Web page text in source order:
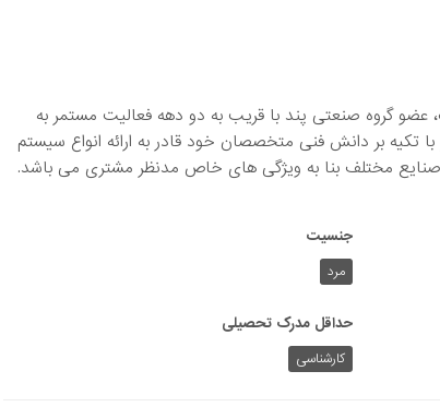
گروه صنعتی پند با قریب به دو دهه فعالیت مستمر به
بر دانش فنی متخصصان خود قادر به ارائه انواع سیستم
مختلف بنا به ویژگی های خاص مدنظر مشتری می باشد.
جنسیت
مرد
حداقل مدرک تحصیلی
کارشناسی